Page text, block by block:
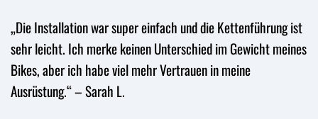
„Die Installation war super einfach und die Kettenführung ist
sehr leicht. Ich merke keinen Unterschied im Gewicht meines
Bikes, aber ich habe viel mehr Vertrauen in meine
Ausrüstung.“ – Sarah L.